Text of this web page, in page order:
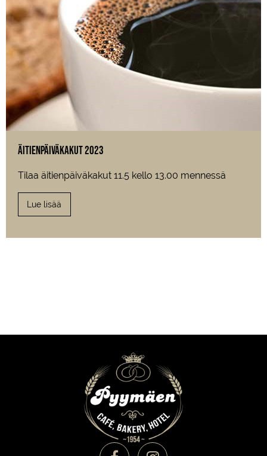
Äitienpäiväkakut 2023
Tilaa äitienpäiväkakut 11.5 kello 13.00 mennessä
Lue lisää